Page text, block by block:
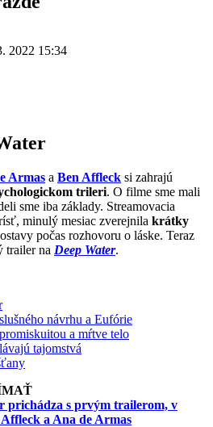
2022 15:34
Armas a Ben Affleck si zahrajú
trileri. O filme sme mali
sme iba základy. Streamovacia
minulý mesiac zverejnila krátky
počas rozhovoru o láske. Teraz
trailer na Deep Water.
návrhu a Eufórie
a mŕtve telo
tajomstvá
prichádza s prvým trailerom, v
a Ana de Armas